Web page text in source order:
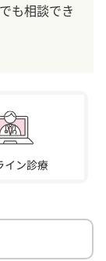
も相談でき